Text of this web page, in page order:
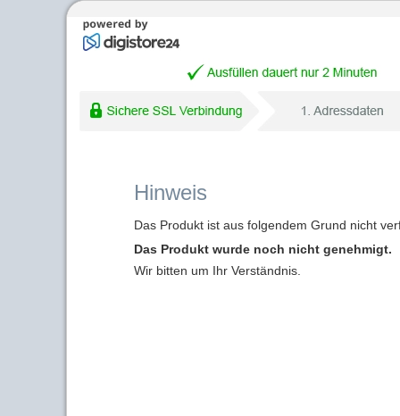
Hinweis
Das Produkt ist aus folgendem Grund nicht
Das Produkt wurde noch nicht genehmigt.
Wir bitten um Ihr Verständnis.